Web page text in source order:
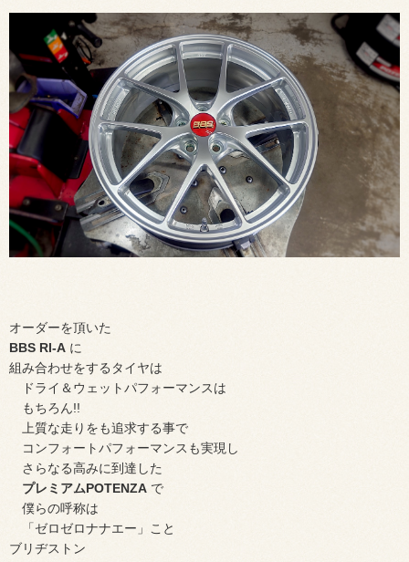
オーダーを頂いた
BBS RI-A に
組み合わせをするタイヤは
ドライ＆ウェットパフォーマンスは
もちろん!!
上質な走りをも追求する事で
コンフォートパフォーマンスも実現し
さらなる高みに到達した
プレミアムPOTENZA で
僕らの呼称は
「ゼロゼロナナエー」こと
ブリヂストン